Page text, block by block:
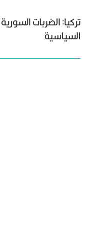
تركيا: الضربات
السياسية